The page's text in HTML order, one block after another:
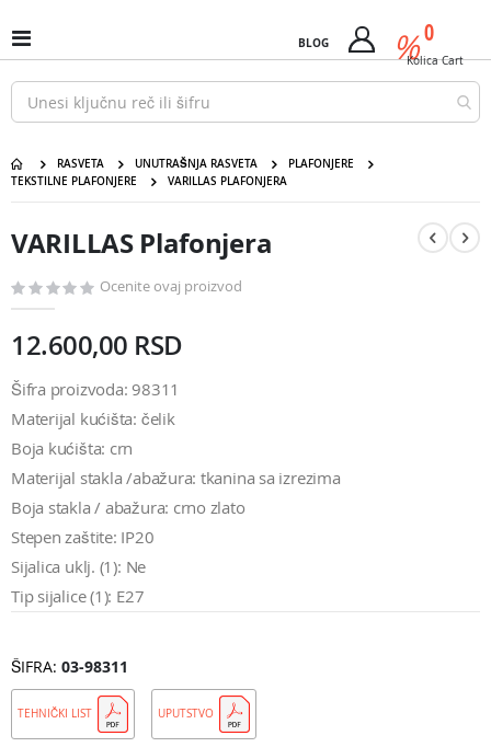
na
sadržaj
Uključi
/
isključi
Nav
BLOG %
Cart 0
Kolica Cart
RASVETA UNUTRAŠNJA RASVETA
PLAFONJERE
TEKSTILNE PLAFONJERE
VARILLAS PLAFONJERA
kraj
galerije
VARILLAS Plafonjera
početak
galerije
VARILLAS Plafonjera
Ocenite ovaj proizvod
12.600,00 RSD
Šifra proizvoda: 98311
Materijal kućišta: čelik
Boja kućišta: crn
Materijal stakla /abažura: tkanina sa izrezima
Boja stakla / abažura: crno zlato
Stepen zaštite: IP20
Sijalica uklj. (1): Ne
Tip sijalice (1): E27
ŠIFRA 03-98311
TEHNIČKI LIST UPUTSTVO